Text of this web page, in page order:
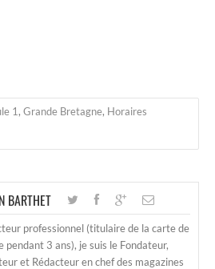
1, Grande Bretagne, Horaires
BARTHET
professionnel (titulaire de la carte de
pendant 3 ans), je suis le Fondateur,
et Rédacteur en chef des magazines